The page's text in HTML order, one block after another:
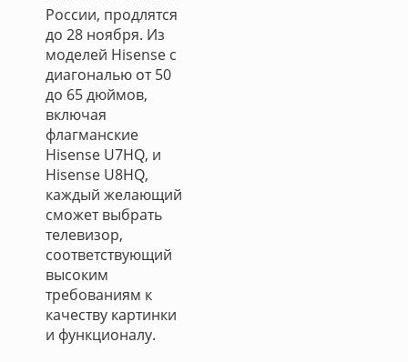
России, продлятся
до 28 ноября. Из
моделей Hisense с
диагональю от 50
до 65 дюймов,
включая
флагманские
Hisense U7HQ, и
Hisense U8HQ,
каждый желающий
сможет выбрать
телевизор,
соответствующий
высоким
требованиям к
качеству картинки
и функционалу.